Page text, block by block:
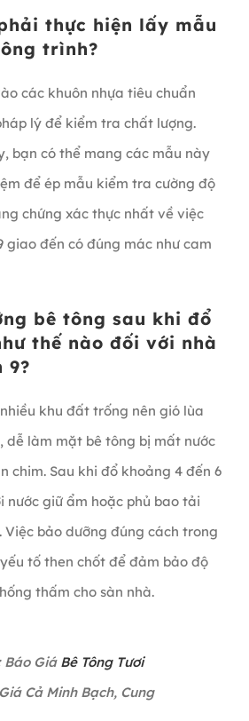
thực hiện lấy mẫu
trình?
các khuôn nhựa tiêu chuẩn
lý để kiểm tra chất lượng.
bạn có thể mang các mẫu này
để ép mẫu kiểm tra cường độ
chứng xác thực nhất về việc
giao đến có đúng mác như cam
bê tông sau khi đổ
thế nào đối với nhà
9?
khu đất trống nên gió lùa
dễ làm mặt bê tông bị mất nước
chim. Sau khi đổ khoảng 4 đến 6
nước giữ ẩm hoặc phủ bao tải
Việc bảo dưỡng đúng cách trong
tố then chốt để đảm bảo độ
thấm cho sàn nhà.
Báo Giá Bê Tông Tươi
Cả Minh Bạch, Cung